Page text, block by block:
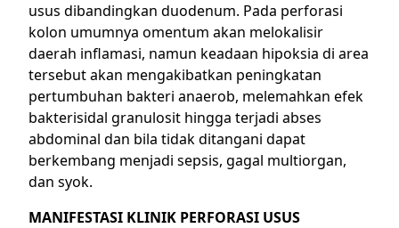
usus dibandingkan duodenum. Pada perforasi
kolon umumnya omentum akan melokalisir
daerah inflamasi, namun keadaan hipoksia di area
tersebut akan mengakibatkan peningkatan
pertumbuhan bakteri anaerob, melemahkan efek
bakterisidal granulosit hingga terjadi abses
abdominal dan bila tidak ditangani dapat
berkembang menjadi sepsis, gagal multiorgan,
dan syok.
MANIFESTASI KLINIK PERFORASI USUS